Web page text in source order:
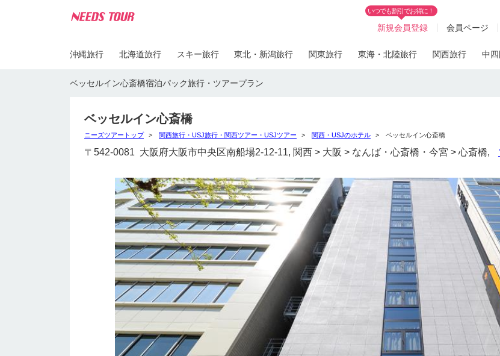
いつでも割引でお得に！
新規会員登録 会員ページ
沖縄旅行 北海道旅行 スキー旅行 東北・新潟旅行 関東旅行 東海・北陸旅行 関西旅行 中
ベッセルイン心斎橋宿泊パック旅行・ツアープラン
ベッセルイン心斎橋
ニーズツアートップ 関西旅行・USJ旅行・関西ツアー・USJツアー 関西・USJのホテル ベッセルイン心斎橋
〒542-0081 大阪府大阪市中央区南船場2-12-11, 関西 > 大阪 > なんば・心斎橋・今宮 > 心斎橋,